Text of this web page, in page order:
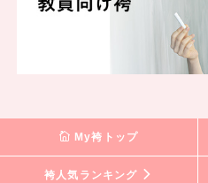
My袴トップ
袴人気ランキング